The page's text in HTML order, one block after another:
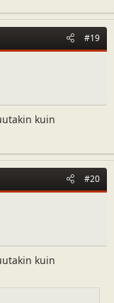
#19
kuin
#20
kuin